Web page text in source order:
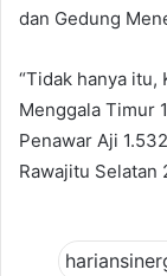
dan Gedung
“Tidak hanya itu,
Menggala Timur
Penawar Aji
Rawajitu Selatan